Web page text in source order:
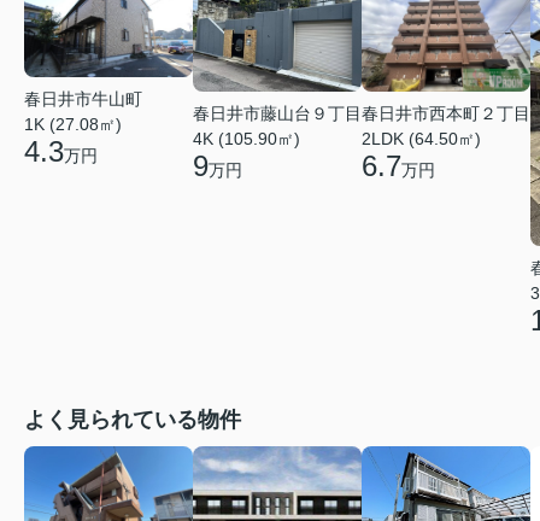
春日井市牛山町
1K (27.08㎡)
4.3万円
春日井市藤山台９丁目
4K (105.90㎡)
9万円
春日井市西本町２丁目
2LDK (64.50㎡)
6.7万円
よく見られている物件